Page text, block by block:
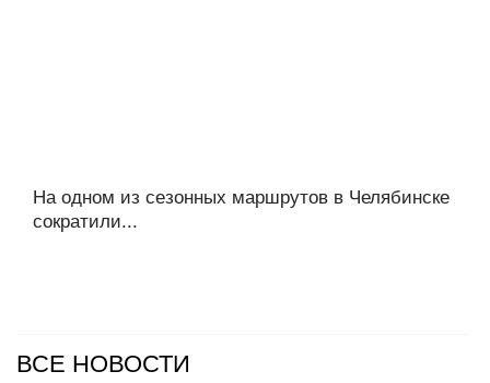
На одном из сезонных маршрутов в Челябинске
сократили...
ВСЕ НОВОСТИ